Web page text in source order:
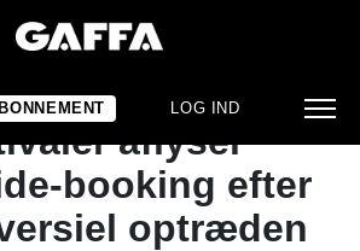
LOG IND
NYHED
største
aflyser
booking efter
optræden